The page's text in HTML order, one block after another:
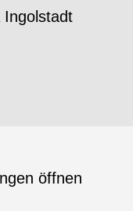
Ingolstadt